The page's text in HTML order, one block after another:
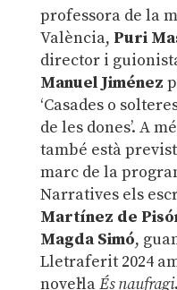
professora de la
València, Puri
director i
Manuel Jiménez
‘Casades o
de les dones’. A
també està
marc de la
Narratives els
Martínez de
Magda Simó,
Lletraferit 2024
novel·laÉs naufragi.